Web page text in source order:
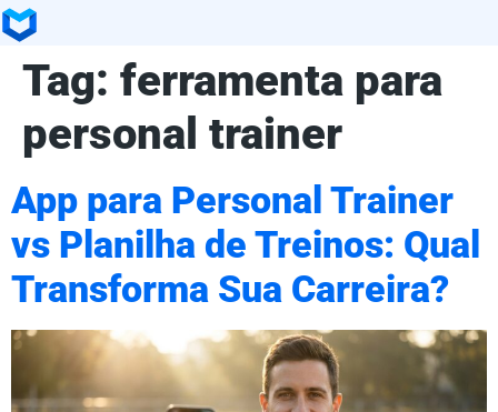
Tag: ferramenta para
personal trainer
App para Personal Trainer
vs Planilha de Treinos: Qual
Transforma Sua Carreira?